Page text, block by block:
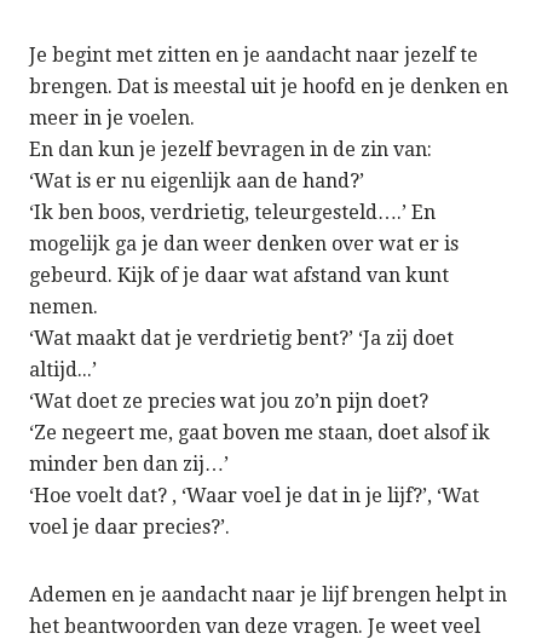
Je begint met zitten en je aandacht naar jezelf te
brengen. Dat is meestal uit je hoofd en je denken en
meer in je voelen.
En dan kun je jezelf bevragen in de zin van:
‘Wat is er nu eigenlijk aan de hand?’
‘Ik ben boos, verdrietig, teleurgesteld….’ En
mogelijk ga je dan weer denken over wat er is
gebeurd. Kijk of je daar wat afstand van kunt
nemen.
‘Wat maakt dat je verdrietig bent?’ ‘Ja zij doet
altijd...’
‘Wat doet ze precies wat jou zo’n pijn doet?
‘Ze negeert me, gaat boven me staan, doet alsof ik
minder ben dan zij…’
‘Hoe voelt dat? , ‘Waar voel je dat in je lijf?’, ‘Wat
voel je daar precies?’.
Ademen en je aandacht naar je lijf brengen helpt in
het beantwoorden van deze vragen. Je weet veel